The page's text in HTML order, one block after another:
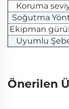
Koruma
Soğutma
Ekipman
Uyumlu
Önerilen